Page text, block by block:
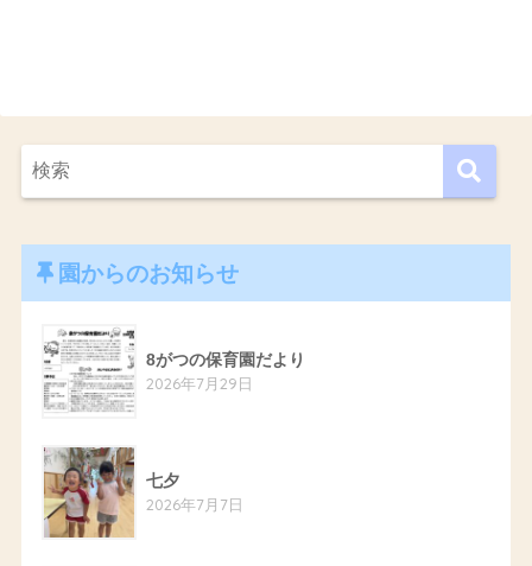
園からのお知らせ
8がつの保育園だより
2026年7月29日
七夕
2026年7月7日